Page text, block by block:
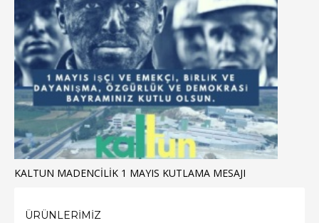
KALTUN MADENCİLİK 1 MAYIS KUTLAMA MESAJI
ÜRÜNLERİMİZ